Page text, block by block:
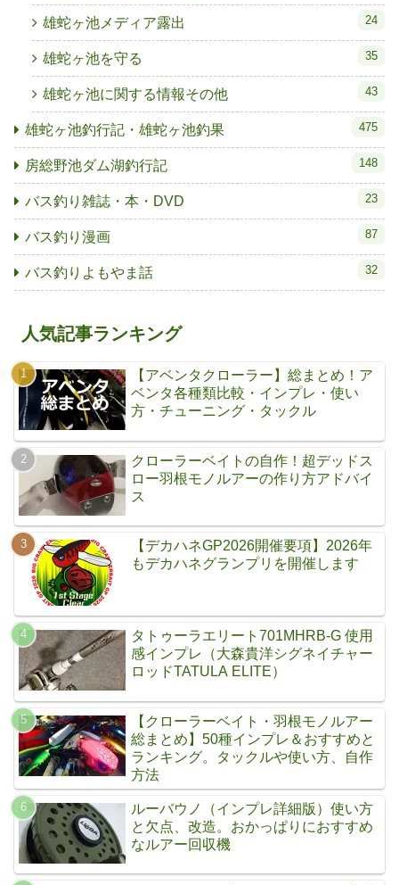
雄蛇ヶ池メディア露出 24
雄蛇ヶ池を守る 35
雄蛇ヶ池に関する情報その他 43
雄蛇ヶ池釣行記・雄蛇ヶ池釣果 475
房総野池ダム湖釣行記 148
バス釣り雑誌・本・DVD 23
バス釣り漫画 87
バス釣りよもやま話 32
人気記事ランキング
【アベンタクローラー】総まとめ！ア
ベンタ各種類比較・インプレ・使い
方・チューニング・タックル
クローラーベイトの自作！超デッドス
ロー羽根モノルアーの作り方アドバイ
ス
【デカハネGP2026開催要項】2026年
もデカハネグランプリを開催します
タトゥーラエリート701MHRB-G 使用
感インプレ（大森貴洋シグネイチャー
ロッドTATULA ELITE）
【クローラーベイト・羽根モノルアー
総まとめ】50種インプレ＆おすすめと
ランキング。タックルや使い方、自作
方法
ルーバウノ（インプレ詳細版）使い方
と欠点、改造。おかっぱりにおすすめ
なルアー回収機